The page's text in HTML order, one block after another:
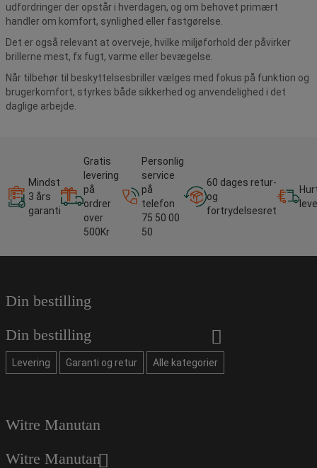
udfordringer der opstår i hverdagen, og om behovet primært
handler om komfort, synlighed eller fastgørelse.
Det er også relevant at overveje, hvilke miljøforhold der påvirker
brillerne mest, fx fugt, varme eller bevægelse.
Når tilbehør til beskyttelsesbriller vælges med fokus på funktion og
brugerkomfort, styrkes både sikkerhed og anvendelighed i det
daglige arbejde.
Mindst
3 års
garanti
Gratis
levering
på
ordrer
over
500Kr
Personlig
service
på
telefon
75 50 00
50
60 dages retur-
og
fortrydelsesret
Din bestilling
Din bestilling
Levering Garanti og retur Alle kategorier
Witre Manutan
Witre Manutan